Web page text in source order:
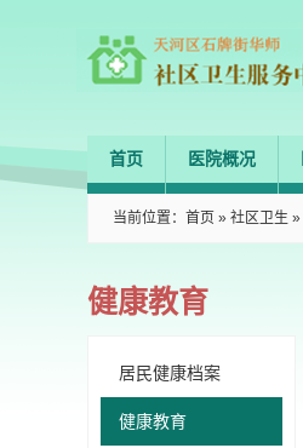
首页 医院概况
当前位置： 首页 » 社区卫生 »
健康教育
居民健康档案
健康教育